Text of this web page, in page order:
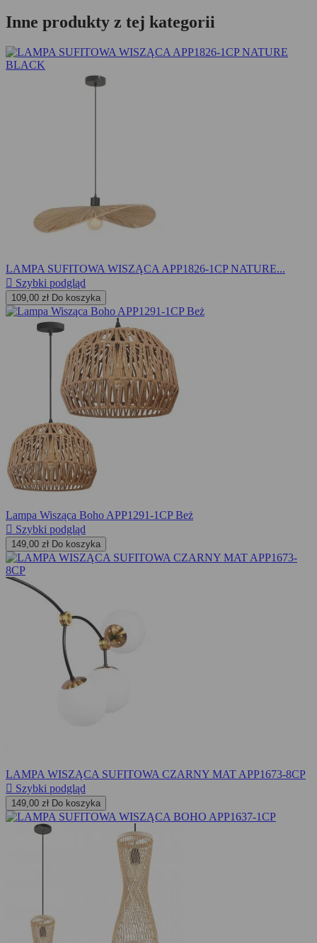
Inne produkty z tej kategorii
LAMPA SUFITOWA WISZĄCA APP1826-1CP NATURE...
 Szybki podgląd
109,00 zł Do koszyka
Lampa Wisząca Boho APP1291-1CP Beż
 Szybki podgląd
149,00 zł Do koszyka
LAMPA WISZĄCA SUFITOWA CZARNY MAT APP1673-8CP
 Szybki podgląd
149,00 zł Do koszyka